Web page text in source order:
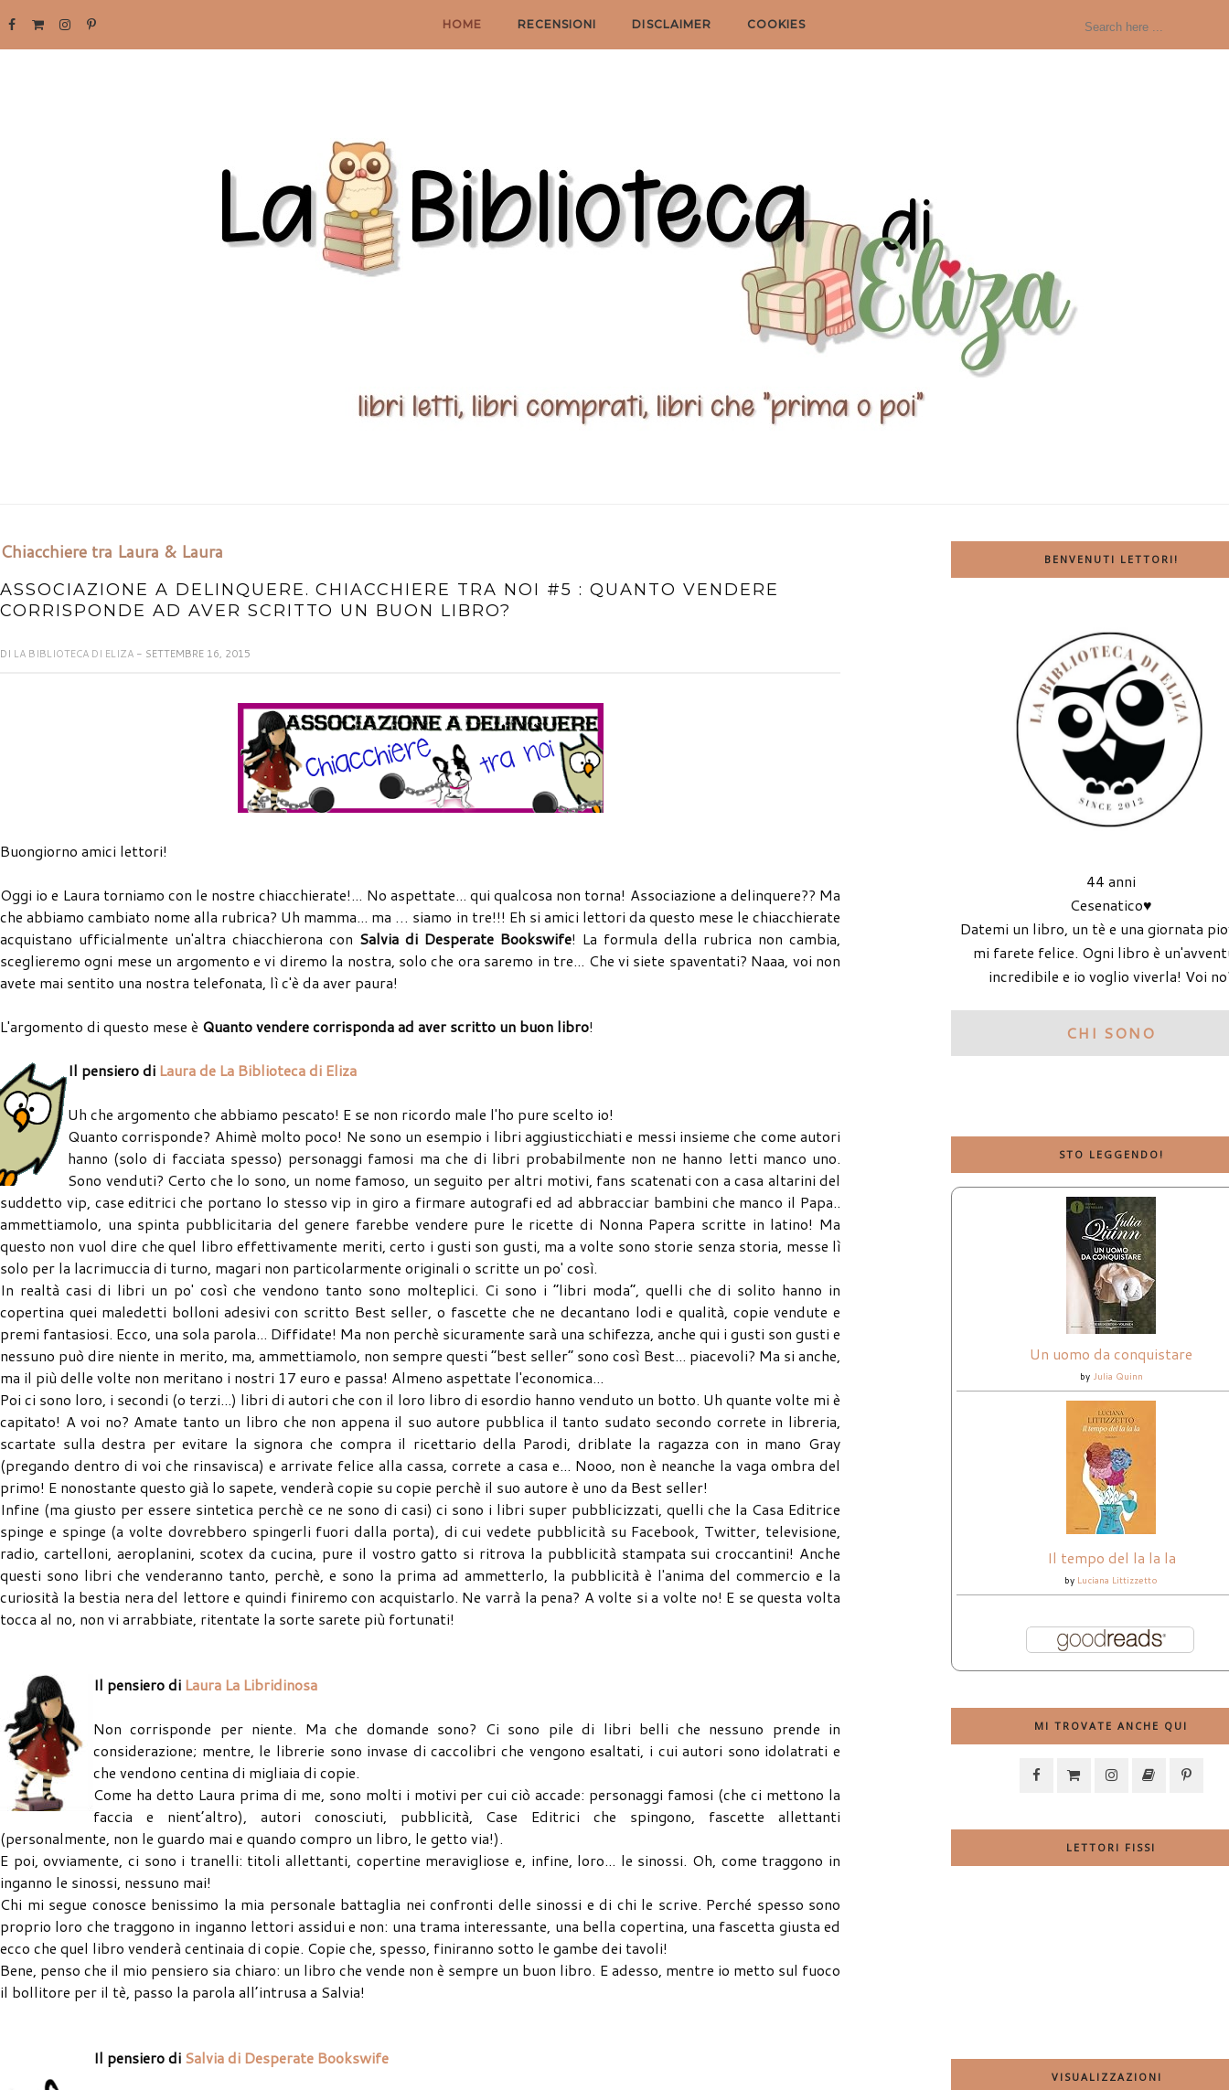
HOME RECENSIONI DISCLAIMER COOKIES
Chiacchiere tra Laura & Laura
ASSOCIAZIONE A DELINQUERE. CHIACCHIERE TRA NOI #5 : QUANTO VENDERE
CORRISPONDE AD AVER SCRITTO UN BUON LIBRO?
DI LA BIBLIOTECA DI ELIZA - SETTEMBRE 16, 2015
Buongiorno amici lettori!
Oggi io e Laura torniamo con le nostre chiacchierate!... No aspettate... qui qualcosa non torna! Associazione a delinquere?? Ma
che abbiamo cambiato nome alla rubrica? Uh mamma... ma … siamo in tre!!! Eh si amici lettori da questo mese le chiacchierate
acquistano ufficialmente un'altra chiacchierona con Salvia di Desperate Bookswife! La formula della rubrica non cambia,
sceglieremo ogni mese un argomento e vi diremo la nostra, solo che ora saremo in tre... Che vi siete spaventati? Naaa, voi non
avete mai sentito una nostra telefonata, lì c'è da aver paura!
L'argomento di questo mese è Quanto vendere corrisponda ad aver scritto un buon libro!
Il pensiero di Laura de La Biblioteca di Eliza
Uh che argomento che abbiamo pescato! E se non ricordo male l'ho pure scelto io!
Quanto corrisponde? Ahimè molto poco! Ne sono un esempio i libri aggiusticchiati e messi insieme che come autori
hanno (solo di facciata spesso) personaggi famosi ma che di libri probabilmente non ne hanno letti manco uno.
Sono venduti? Certo che lo sono, un nome famoso, un seguito per altri motivi, fans scatenati con a casa altarini del
suddetto vip, case editrici che portano lo stesso vip in giro a firmare autografi ed ad abbracciar bambini che manco il Papa..
ammettiamolo, una spinta pubblicitaria del genere farebbe vendere pure le ricette di Nonna Papera scritte in latino! Ma
questo non vuol dire che quel libro effettivamente meriti, certo i gusti son gusti, ma a volte sono storie senza storia, messe lì
solo per la lacrimuccia di turno, magari non particolarmente originali o scritte un po' così.
In realtà casi di libri un po' così che vendono tanto sono molteplici. Ci sono i “libri moda”, quelli che di solito hanno in
copertina quei maledetti bolloni adesivi con scritto Best seller, o fascette che ne decantano lodi e qualità, copie vendute e
premi fantasiosi. Ecco, una sola parola... Diffidate! Ma non perchè sicuramente sarà una schifezza, anche qui i gusti son gusti e
nessuno può dire niente in merito, ma, ammettiamolo, non sempre questi “best seller” sono così Best... piacevoli? Ma si anche,
ma il più delle volte non meritano i nostri 17 euro e passa! Almeno aspettate l'economica...
Poi ci sono loro, i secondi (o terzi...) libri di autori che con il loro libro di esordio hanno venduto un botto. Uh quante volte mi è
capitato! A voi no? Amate tanto un libro che non appena il suo autore pubblica il tanto sudato secondo correte in libreria,
scartate sulla destra per evitare la signora che compra il ricettario della Parodi, driblate la ragazza con in mano Gray
(pregando dentro di voi che rinsavisca) e arrivate felice alla cassa, correte a casa e... Nooo, non è neanche la vaga ombra del
primo! E nonostante questo già lo sapete, venderà copie su copie perchè il suo autore è uno da Best seller!
Infine (ma giusto per essere sintetica perchè ce ne sono di casi) ci sono i libri super pubblicizzati, quelli che la Casa Editrice
spinge e spinge (a volte dovrebbero spingerli fuori dalla porta), di cui vedete pubblicità su Facebook, Twitter, televisione,
radio, cartelloni, aeroplanini, scotex da cucina, pure il vostro gatto si ritrova la pubblicità stampata sui croccantini! Anche
questi sono libri che venderanno tanto, perchè, e sono la prima ad ammetterlo, la pubblicità è l'anima del commercio e la
curiosità la bestia nera del lettore e quindi finiremo con acquistarlo. Ne varrà la pena? A volte si a volte no! E se questa volta
tocca al no, non vi arrabbiate, ritentate la sorte sarete più fortunati!
Il pensiero di Laura La Libridinosa
Non corrisponde per niente. Ma che domande sono? Ci sono pile di libri belli che nessuno prende in
considerazione; mentre, le librerie sono invase di caccolibri che vengono esaltati, i cui autori sono idolatrati e
che vendono centina di migliaia di copie.
Come ha detto Laura prima di me, sono molti i motivi per cui ciò accade: personaggi famosi (che ci mettono la
faccia e nient’altro), autori conosciuti, pubblicità, Case Editrici che spingono, fascette allettanti
(personalmente, non le guardo mai e quando compro un libro, le getto via!).
E poi, ovviamente, ci sono i tranelli: titoli allettanti, copertine meravigliose e, infine, loro... le sinossi. Oh, come traggono in
inganno le sinossi, nessuno mai!
Chi mi segue conosce benissimo la mia personale battaglia nei confronti delle sinossi e di chi le scrive. Perché spesso sono
proprio loro che traggono in inganno lettori assidui e non: una trama interessante, una bella copertina, una fascetta giusta ed
ecco che quel libro venderà centinaia di copie. Copie che, spesso, finiranno sotto le gambe dei tavoli!
Bene, penso che il mio pensiero sia chiaro: un libro che vende non è sempre un buon libro. E adesso, mentre io metto sul fuoco
il bollitore per il tè, passo la parola all’intrusa a Salvia!
Il pensiero di Salvia di Desperate Bookswife
BENVENUTI LETTORI!
44 anni
Cesenatico♥
Datemi un libro, un tè e una giornata
mi farete felice. Ogni libro è
incredibile e io voglio viverla! Voi
CHI SONO
STO LEGGENDO!
Un uomo da conquistare
by Julia Quinn
Il tempo del la la la
by Luciana Littizzetto
MI TROVATE ANCHE QUI
LETTORI FISSI
VISUALIZZAZIONI